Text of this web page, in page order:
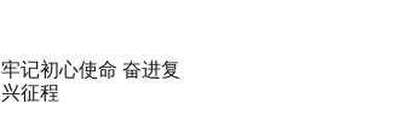
牢记初心使命 奋进复
兴征程